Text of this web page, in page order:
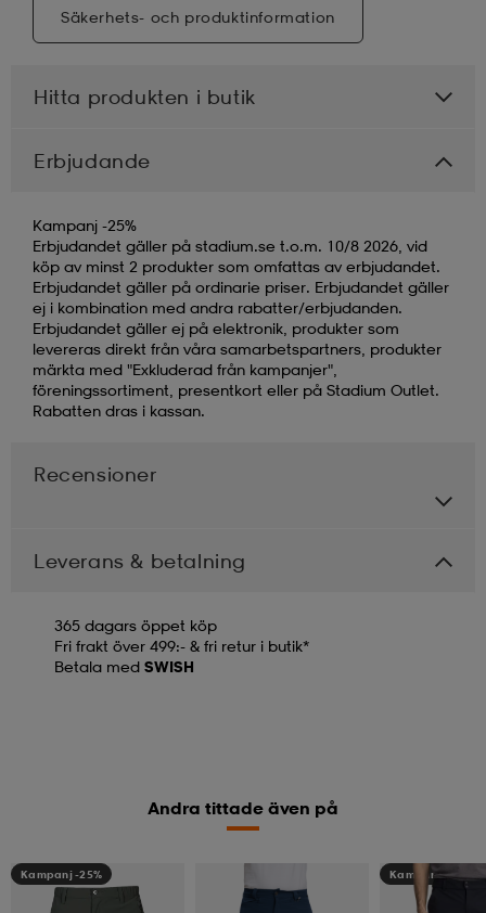
Säkerhets- och produktinformation
Hitta produkten i butik
Erbjudande
Kampanj -25%
Erbjudandet gäller på stadium.se t.o.m. 10/8 2026, vid
köp av minst 2 produkter som omfattas av erbjudandet.
Erbjudandet gäller på ordinarie priser. Erbjudandet gäller
ej i kombination med andra rabatter/erbjudanden.
Erbjudandet gäller ej på elektronik, produkter som
levereras direkt från våra samarbetspartners, produkter
märkta med "Exkluderad från kampanjer",
föreningssortiment, presentkort eller på Stadium Outlet.
Rabatten dras i kassan.
Recensioner
Leverans & betalning
365 dagars öppet köp
Fri frakt över 499:- & fri retur i butik*
Betala med SWISH
Andra tittade även på
Kampanj -25% Kampanj -25%